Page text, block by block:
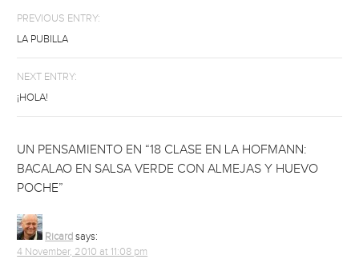
PREVIOUS ENTRY:
LA PUBILLA
NEXT ENTRY:
¡HOLA!
UN PENSAMIENTO EN “18 CLASE EN LA HOFMANN:
BACALAO EN SALSA VERDE CON ALMEJAS Y HUEVO
POCHE”
Ricard says:
4 November, 2010 at 11:08 pm